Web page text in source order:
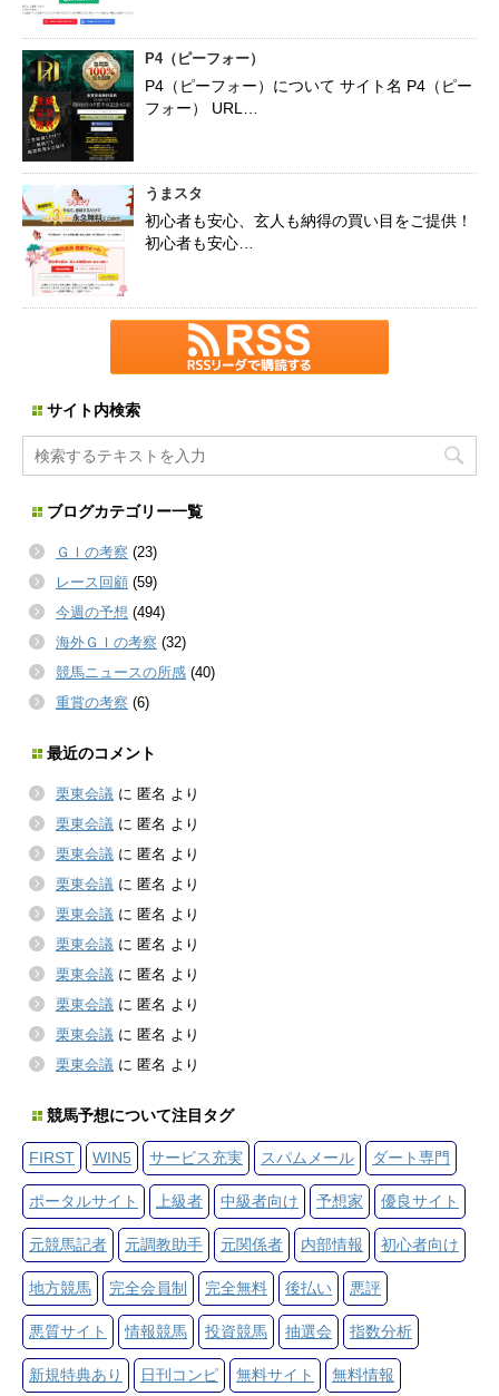
P4（ピーフォー）
P4（ピーフォー）について サイト名 P4（ピー
フォー） URL…
うまスタ
初心者も安心、玄人も納得の買い目をご提供！
初心者も安心…
サイト内検索
ブログカテゴリー一覧
ＧＩの考察 (23)
レース回顧 (59)
今週の予想 (494)
海外ＧＩの考察 (32)
競馬ニュースの所感 (40)
重賞の考察 (6)
最近のコメント
栗東会議 に 匿名 より
栗東会議 に 匿名 より
栗東会議 に 匿名 より
栗東会議 に 匿名 より
栗東会議 に 匿名 より
栗東会議 に 匿名 より
栗東会議 に 匿名 より
栗東会議 に 匿名 より
栗東会議 に 匿名 より
栗東会議 に 匿名 より
競馬予想について注目タグ
FIRST WIN5 サービス充実 スパムメール ダート専門
ポータルサイト 上級者 中級者向け 予想家 優良サイト
元競馬記者 元調教助手 元関係者 内部情報 初心者向け
地方競馬 完全会員制 完全無料 後払い 悪評
悪質サイト 情報競馬 投資競馬 抽選会 指数分析
新規特典あり 日刊コンピ 無料サイト 無料情報